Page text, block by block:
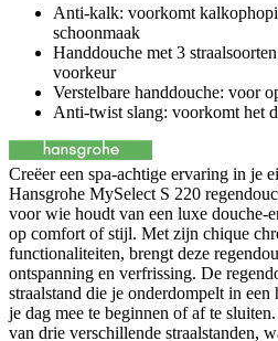
Anti-kalk: voorkomt
schoonmaak
Handdouche met 3
voorkeur
Verstelbare handdouche: voor
Anti-twist slang: voorkomt het
Creëer een spa-achtige ervaring in je
Hansgrohe MySelect S 220
voor wie houdt van een luxe douche-
op comfort of stijl. Met zijn chique
functionaliteiten, brengt deze
ontspanning en verfrissing. De
straalstand die je onderdompelt in
je dag mee te beginnen of af te
van drie verschillende straalstanden,